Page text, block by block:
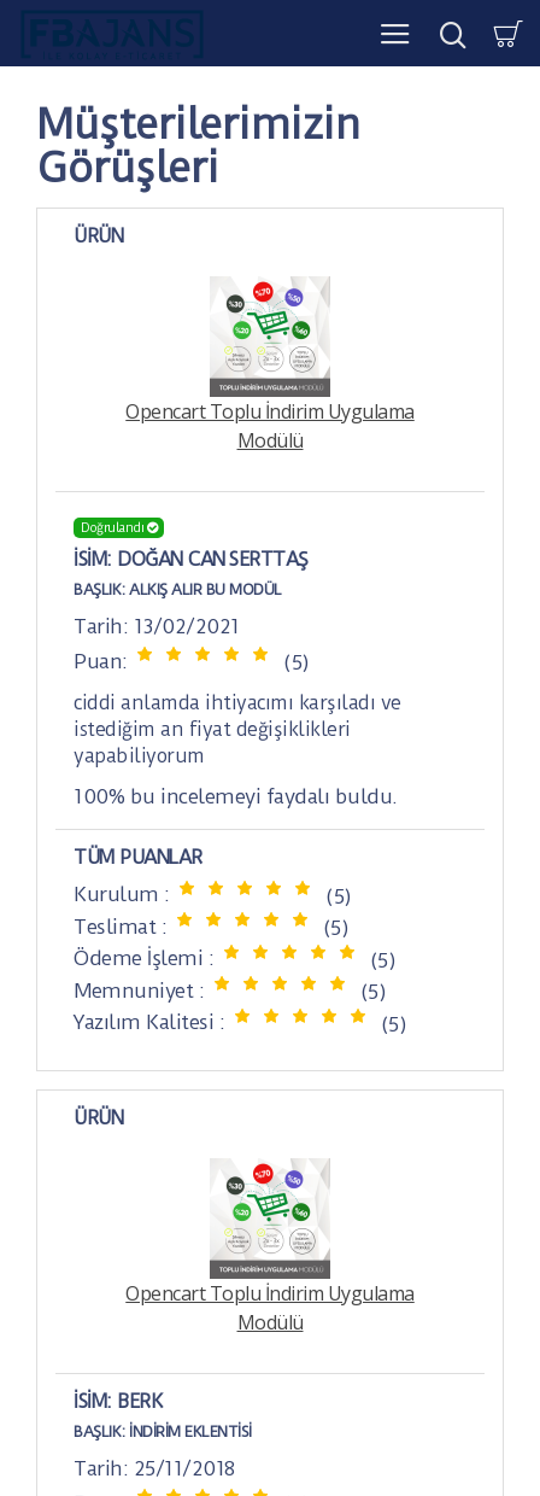
Müşterilerimizin
Görüşleri
ÜRÜN
Opencart Toplu İndirim Uygulama
Modülü
Doğrulandı
İSIM: DOĞAN CAN SERTTAŞ
BAŞLIK:ALKIŞ ALIR BU MODÜL
Tarih: 13/02/2021
Puan:
(5)
ciddi anlamda ihtiyacımı karşıladı ve
istediğim an fiyat değişiklikleri
yapabiliyorum
100% bu incelemeyi faydalı buldu.
TÜM PUANLAR
Kurulum :
(5)
Teslimat :
(5)
Ödeme İşlemi :
(5)
Memnuniyet :
(5)
Yazılım Kalitesi :
(5)
ÜRÜN
Opencart Toplu İndirim Uygulama
Modülü
İSIM: BERK
BAŞLIK:İNDIRIM EKLENTISI
Tarih: 25/11/2018